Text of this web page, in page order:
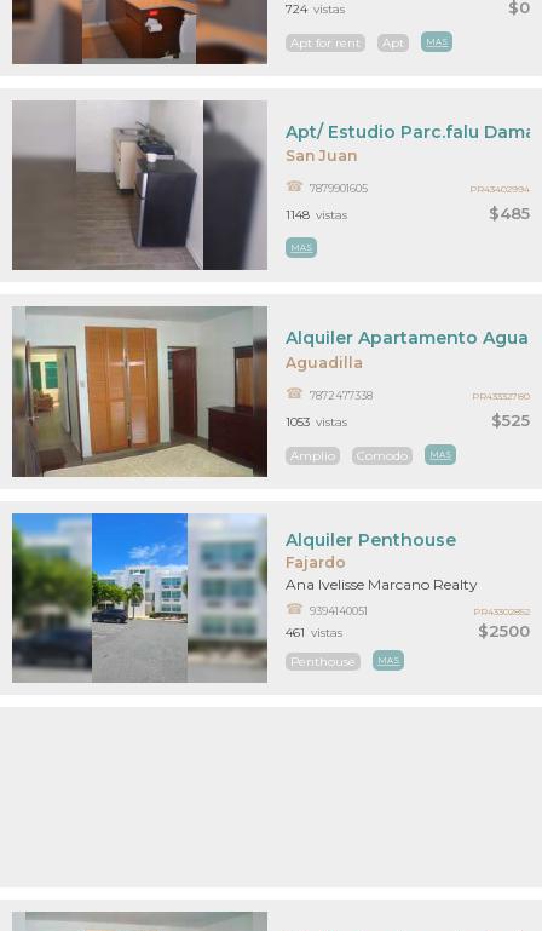
$0
Apt for rent Apt MAS
724 vistas
San Juan
$485
Apt/ Estudio Parc.falu Dama
7879901605
MAS
1148 vistas
PR43402994
Aguadilla
$525
Alquiler Apartamento
7872477338
Amplio Comodo MAS
1053 vistas
PR43332780
Fajardo
$2500
Alquiler Penthouse
Ana Ivelisse Marcano Realty
9394140051
Penthouse MAS
461 vistas
PR43302852